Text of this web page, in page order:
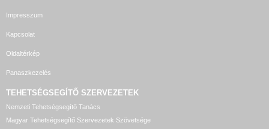
Impresszum
Kapcsolat
Oldaltérkép
Panaszkezelés
TEHETSÉGSEGÍTŐ SZERVEZETEK
Nemzeti Tehetségsegítő Tanács
Magyar Tehetségsegítő Szervezetek Szövetsége